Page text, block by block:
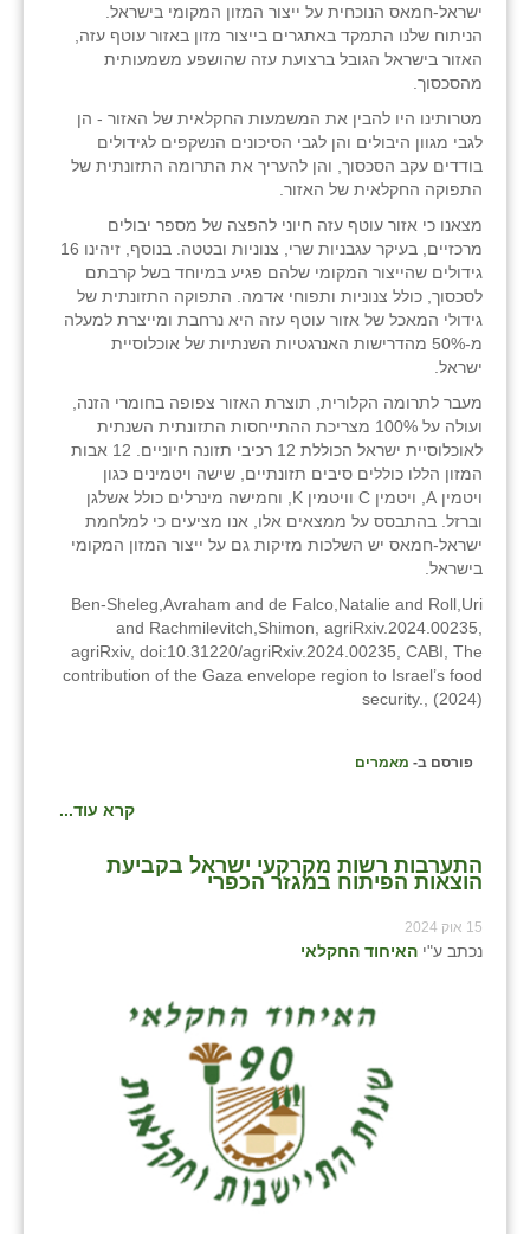
ישראל-חמאס הנוכחית על ייצור המזון המקומי בישראל.
הניתוח שלנו התמקד באתגרים בייצור מזון באזור עוטף עזה,
האזור בישראל הגובל ברצועת עזה שהושפע משמעותית
מהסכסוך.
מטרותינו היו להבין את המשמעות החקלאית של האזור - הן
לגבי מגוון היבולים והן לגבי הסיכונים הנשקפים לגידולים
בודדים עקב הסכסוך, והן להעריך את התרומה התזונתית של
התפוקה החקלאית של האזור.
מצאנו כי אזור עוטף עזה חיוני להפצה של מספר יבולים
מרכזיים, בעיקר עגבניות שרי, צנוניות ובטטה.
בנוסף, זיהינו 16
גידולים שהייצור המקומי שלהם פגיע במיוחד בשל קרבתם
לסכסוך, כולל צנוניות ותפוחי אדמה. התפוקה התזונתית של
גידולי המאכל של אזור עוטף עזה היא נרחבת ומייצרת למעלה
מ-50% מהדרישות האנרגטיות השנתיות של אוכלוסיית
ישראל.
מעבר לתרומה הקלורית, תוצרת האזור צפופה בחומרי הזנה,
ועולה על 100% מצריכת ההתייחסות התזונתית השנתית
לאוכלוסיית ישראל הכוללת 12 רכיבי תזונה חיוניים.
12 אבות
המזון הללו כוללים סיבים תזונתיים, שישה ויטמינים כגון
ויטמין A, ויטמין C וויטמין K, וחמישה מינרלים כולל אשלגן
וברזל. בהתבסס על ממצאים אלו, אנו מציעים כי למלחמת
ישראל-חמאס יש השלכות מזיקות גם על ייצור המזון המקומי
בישראל.
Ben-Sheleg,Avraham and de Falco,Natalie and Roll,Uri
and Rachmilevitch,Shimon, agriRxiv.2024.00235,
agriRxiv, doi:10.31220/agriRxiv.2024.00235, CABI, The
contribution of the Gaza envelope region to Israel’s food
security., (2024)
פורסם ב- מאמרים
קרא עוד...
התערבות רשות מקרקעי ישראל בקביעת
הוצאות הפיתוח במגזר הכפרי
15 אוק 2024
נכתב ע"י האיחוד החקלאי